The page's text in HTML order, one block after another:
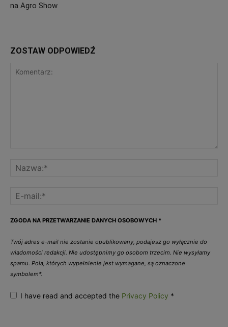
na Agro Show
ZOSTAW ODPOWIEDŹ
ZGODA NA PRZETWARZANIE DANYCH OSOBOWYCH *
Twój adres e-mail nie zostanie opublikowany, podajesz go wyłącznie do
wiadomości redakcji. Nie udostępnimy go osobom trzecim. Nie wysyłamy
spamu. Pola, których wypełnienie jest wymagane, są oznaczone
symbolem*.
I have read and accepted the Privacy Policy *